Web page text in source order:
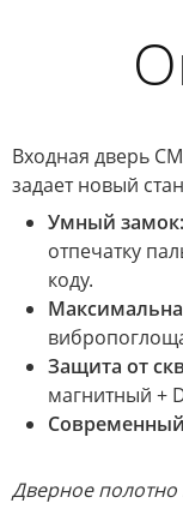
Входная дверь
задает новый
Умный замок:
отпечатку
коду.
Защита от
магнитный +
Дверное полотно